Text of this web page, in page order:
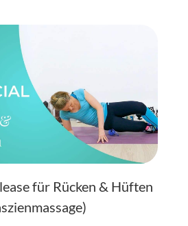
für Rücken & Hüften